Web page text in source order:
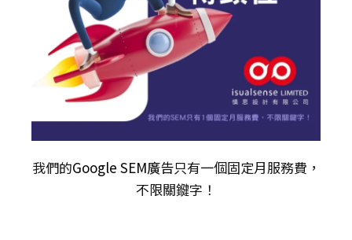
我們的Google SEM廣告只有一個固定月服務費，
不限關𨫡字！